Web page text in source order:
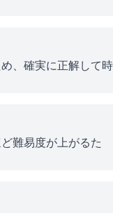
、確実に正解して時
難易度が上がるた